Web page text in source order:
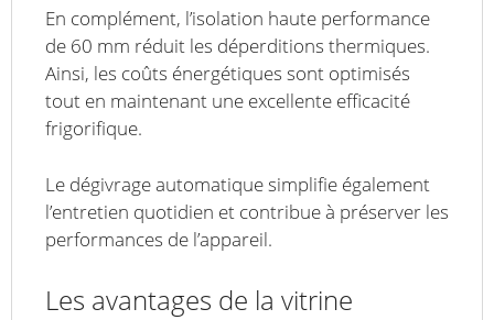
En complément, l’isolation haute performance
de 60 mm réduit les déperditions thermiques.
Ainsi, les coûts énergétiques sont optimisés
tout en maintenant une excellente efficacité
frigorifique.
Le dégivrage automatique simplifie également
l’entretien quotidien et contribue à préserver les
performances de l’appareil.
Les avantages de la vitrine